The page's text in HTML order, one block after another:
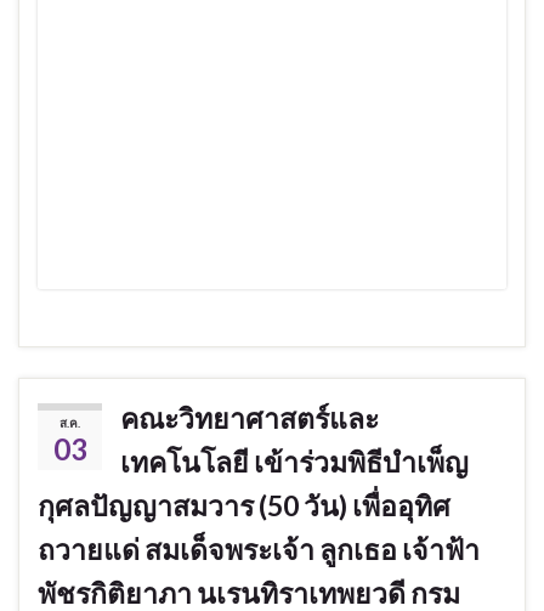
ส.ค.
03
คณะวิทยาศาสตร์และ
เทคโนโลยี เข้าร่วมพิธีบำเพ็ญ
กุศลปัญญาสมวาร (50 วัน) เพื่ออุทิศ
ถวายแด่ สมเด็จพระเจ้า ลูกเธอ เจ้าฟ้า
พัชรกิติยาภา นเรนทิราเทพยวดี กรม